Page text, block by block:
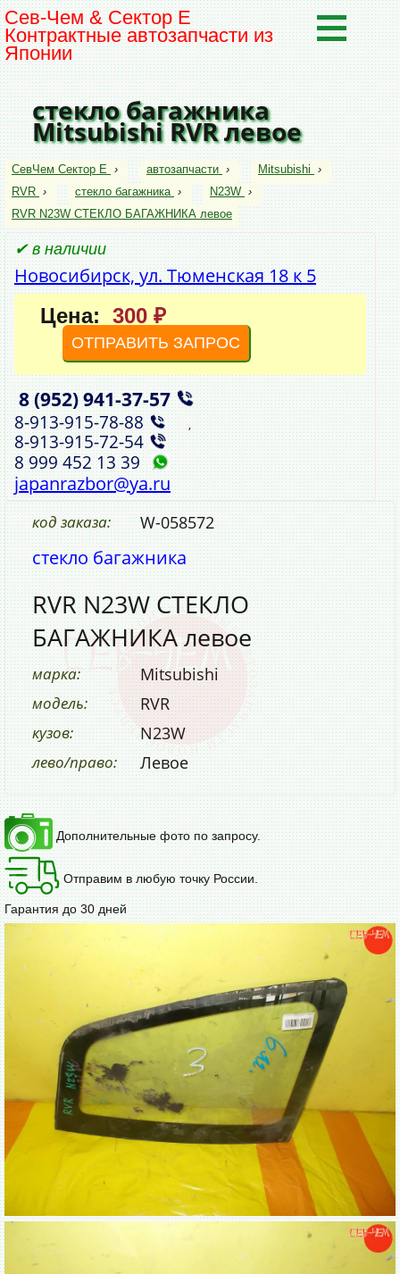
Сев-Чем & Сектор Е
Контрактные автозапчасти из
Японии
стекло багажника
Mitsubishi RVR левое
СевЧем Сектор Е › автозапчасти › Mitsubishi ›
RVR › стекло багажника › N23W ›
RVR N23W СТЕКЛО БАГАЖНИКА левое
✔ в наличии
Новосибирск, ул. Тюменская 18 к 5
Цена: 300 ₽
ОТПРАВИТЬ ЗАПРОС
8 (952)941‑37‑57 ,
8‑913‑915‑78‑88 ,
8‑913‑915‑72‑54
8 999 452 13 39
japanrazbor@ya.ru
код заказа: W-058572
стекло багажника
RVR N23W СТЕКЛО
БАГАЖНИКА левое
марка: Mitsubishi
модель: RVR
кузов: N23W
лево/право: Левое
Дополнительные фото по запросу.
Отправим в любую точку России.
Гарантия до 30 дней